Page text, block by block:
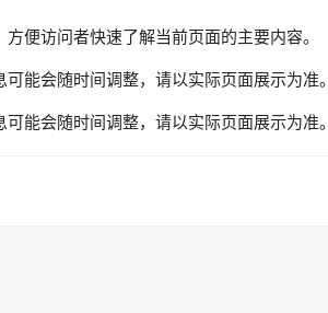
便访问者快速了解当前页面的主要内容。
能会随时间调整，请以实际页面展示为准。
能会随时间调整，请以实际页面展示为准。